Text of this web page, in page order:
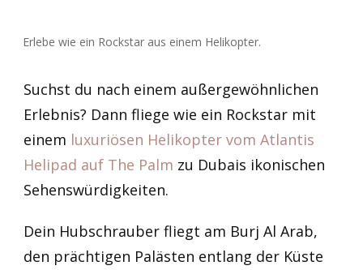
Erlebe wie ein Rockstar aus einem Helikopter.
Suchst du nach einem außergewöhnlichen
Erlebnis? Dann fliege wie ein Rockstar mit
einem luxuriösen Helikopter vom Atlantis
Helipad auf The Palm zu Dubais ikonischen
Sehenswürdigkeiten.
Dein Hubschrauber fliegt am Burj Al Arab,
den prächtigen Palästen entlang der Küste